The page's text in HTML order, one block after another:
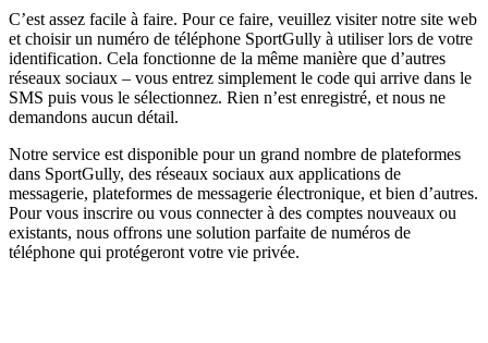
C’est assez facile à faire. Pour ce faire, veuillez visiter notre site web
et choisir un numéro de téléphone SportGully à utiliser lors de votre
identification. Cela fonctionne de la même manière que d’autres
réseaux sociaux – vous entrez simplement le code qui arrive dans le
SMS puis vous le sélectionnez. Rien n’est enregistré, et nous ne
demandons aucun détail.
Notre service est disponible pour un grand nombre de plateformes
dans SportGully, des réseaux sociaux aux applications de
messagerie, plateformes de messagerie électronique, et bien d’autres.
Pour vous inscrire ou vous connecter à des comptes nouveaux ou
existants, nous offrons une solution parfaite de numéros de
téléphone qui protégeront votre vie privée.